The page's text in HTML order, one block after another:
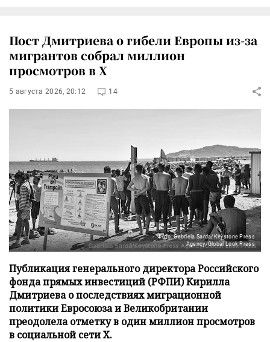
Пост Дмитриева о гибели Европы из-за
мигрантов собрал миллион
просмотров в X
5 августа 2026, 20:12 14
Фото: Gabriela Sarda/Keystone Press
Agency/Global Look Press
Публикация генерального директора Российского
фонда прямых инвестиций (РФПИ) Кирилла
Дмитриева о последствиях миграционной
политики Евросоюза и Великобритании
преодолела отметку в один миллион просмотров
в социальной сети X.